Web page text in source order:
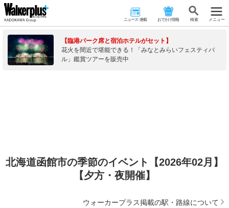
ニュース･連載 おでかけ情報 検 索 メニュー
【臨港パーク席と宿泊ホテルがセット】
花火を間近で堪能できる！「みなとみらいフェスティバ
ル」鑑賞ツアーを販売中
北海道函館市の季節のイベント【2026年02月】
【夕方・夜開催】
ウォーカープラス掲載の駅・路線について